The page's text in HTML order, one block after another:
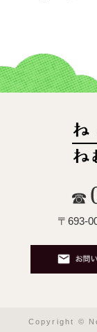
☎
〒693-
Copyright ©